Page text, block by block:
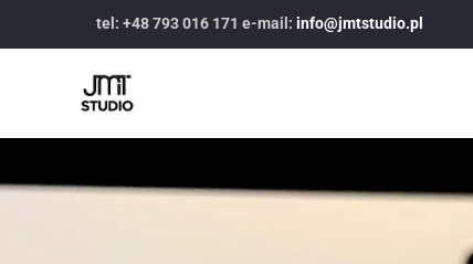
tel: +48 793 016 171 e-mail: info@jmtstudio.pl